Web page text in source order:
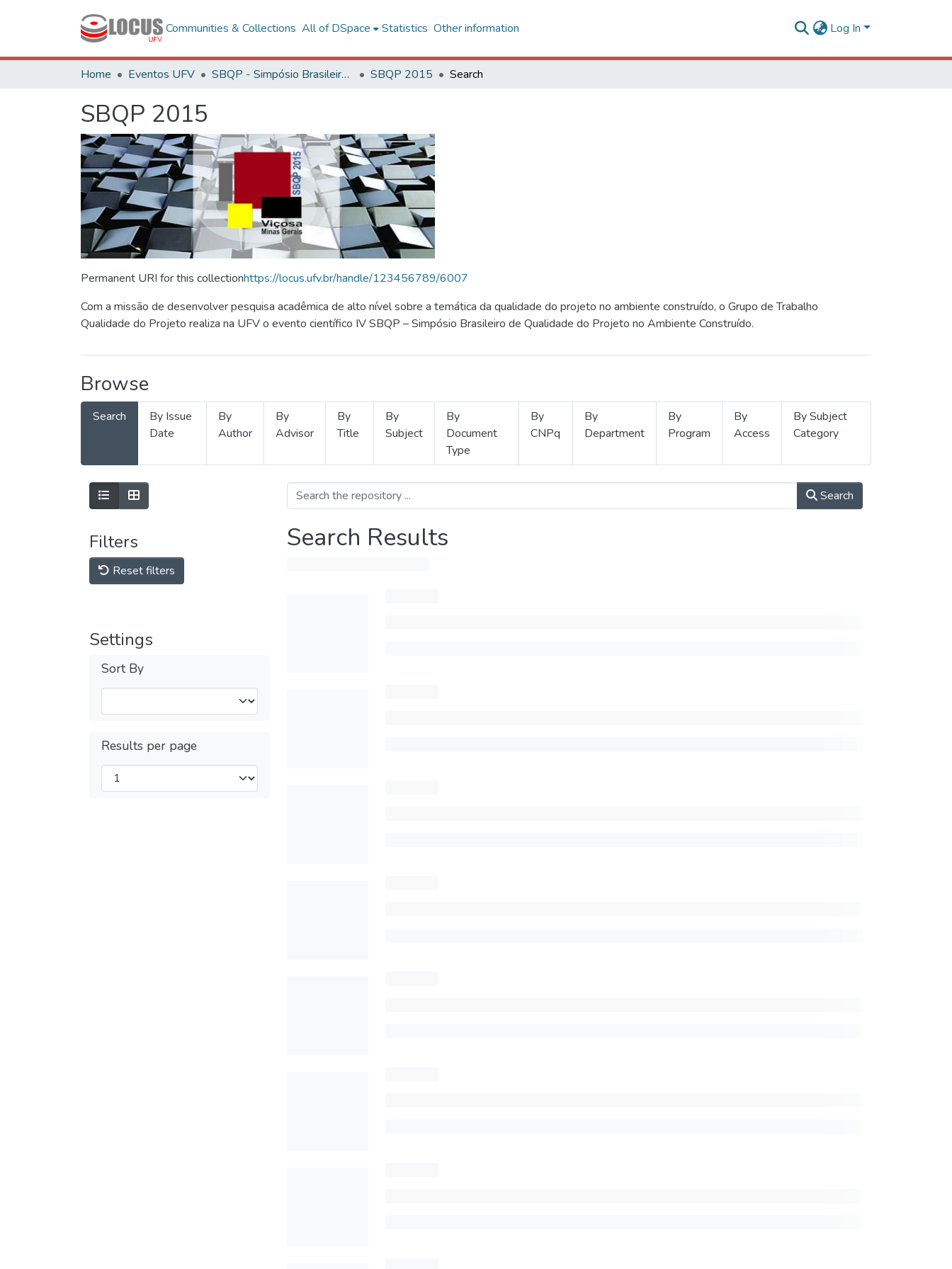
Communities & Collections All of DSpace Statistics Other information Log In
Home Eventos UFV SBQP - Simpósio Brasileiro de Qualidade do Projeto no Ambiente Construído SBQP 2015 Search
SBQP 2015
Permanent URI for this collectionhttps://locus.ufv.br/handle/123456789/6007
Com a missão de desenvolver pesquisa acadêmica de alto nível sobre a temática da qualidade do projeto no ambiente construído, o Grupo de Trabalho
Qualidade do Projeto realiza na UFV o evento científico IV SBQP – Simpósio Brasileiro de Qualidade do Projeto no Ambiente Construído.
Browse
Search
By Issue
Date
By
Author
By
Advisor
By
Title
By
Subject
By
Document
Type
By
CNPq
By
Department
By
Program
By
Access
By Subject
Category
Filters
Reset filters
Settings
Sort By
Results per page
Search
Search Results